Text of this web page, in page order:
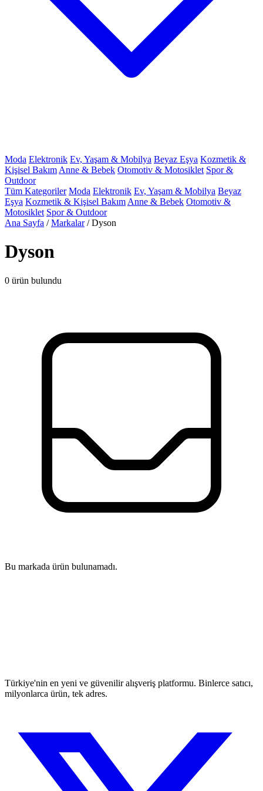
Moda Elektronik Ev, Yaşam & Mobilya Beyaz Eşya Kozmetik &
Kişisel Bakım Anne & Bebek Otomotiv & Motosiklet Spor &
Outdoor
Tüm Kategoriler Moda Elektronik Ev, Yaşam & Mobilya Beyaz
Eşya Kozmetik & Kişisel Bakım Anne & Bebek Otomotiv &
Motosiklet Spor & Outdoor
Ana Sayfa / Markalar / Dyson
Dyson
0 ürün bulundu
Bu markada ürün bulunamadı.
Türkiye'nin en yeni ve güvenilir alışveriş platformu. Binlerce satıcı,
milyonlarca ürün, tek adres.